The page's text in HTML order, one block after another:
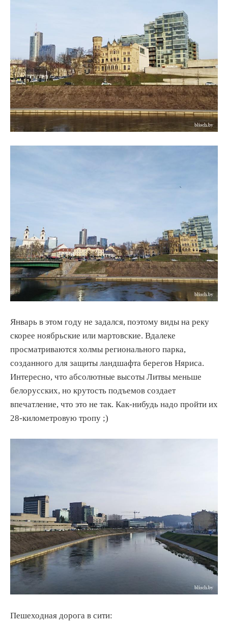
Январь в этом году не задался, поэтому виды на реку
скорее ноябрьские или мартовские. Вдалеке
просматриваются холмы регионального парка,
созданного для защиты ландшафта берегов Няриса.
Интересно, что абсолютные высоты Литвы меньше
белорусских, но крутость подъемов создает
впечатление, что это не так. Как-нибудь надо пройти их
28-километровую тропу ;)
Пешеходная дорога в сити: